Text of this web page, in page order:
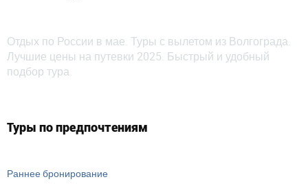
Отдых по России в мае. Туры с вылетом из Волгограда.
Лучшие цены на путевки 2025. Быстрый и удобный
подбор тура.
Туры по предпочтениям
Раннее бронирование